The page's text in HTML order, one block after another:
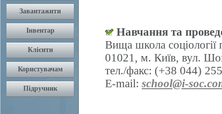
Навчання та
Вища школа соціології
01021, м. Київ, вул.
тел./факс: (+38 044)
E-mail: school@i-